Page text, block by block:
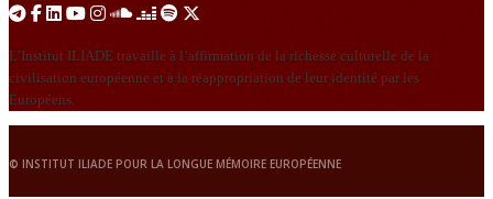
L’Institut ILIADE travaille à l’affirmation de la richesse culturelle de la
civilisation européenne et à la réappropriation de leur identité par les
Européens.
© INSTITUT ILIADE POUR LA LONGUE MÉMOIRE EUROPÉENNE